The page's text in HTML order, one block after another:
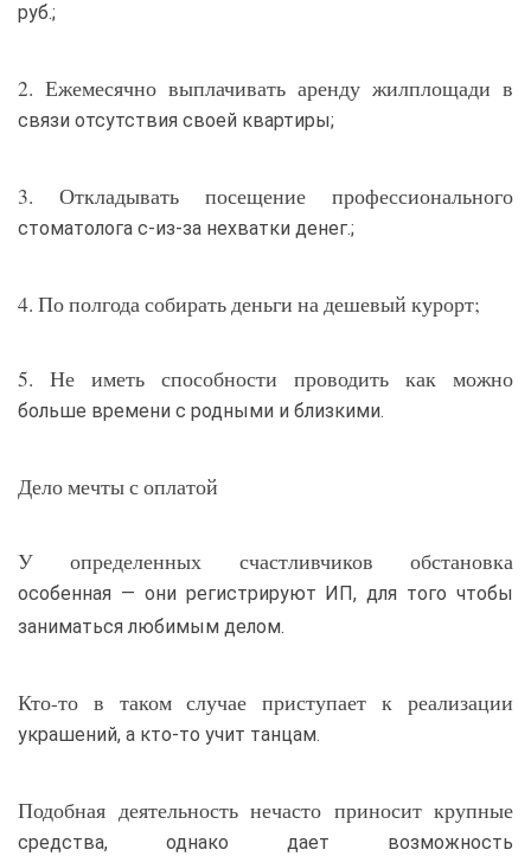
руб.;
2. Ежемесячно выплачивать аренду жилплощади в
связи отсутствия своей квартиры;
3. Откладывать посещение профессионального
стоматолога с-из-за нехватки денег.;
4. По полгода собирать деньги на дешевый курорт;
5. Не иметь способности проводить как можно
больше времени с родными и близкими.
Дело мечты с оплатой
У определенных счастливчиков обстановка
особенная — они регистрируют ИП, для того чтобы
заниматься любимым делом.
Кто-то в таком случае приступает к реализации
украшений, а кто-то учит танцам.
Подобная деятельность нечасто приносит крупные
средства, однако дает возможность